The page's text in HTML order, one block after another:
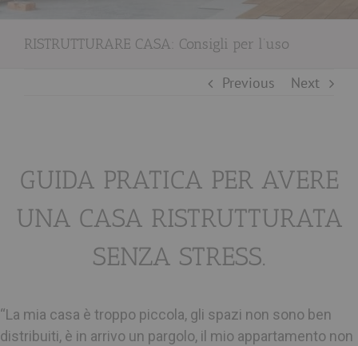
RISTRUTTURARE CASA: Consigli per l’uso
Previous Next
GUIDA PRATICA PER AVERE
UNA CASA RISTRUTTURATA
SENZA STRESS.
“La mia casa è troppo piccola, gli spazi non sono ben
distribuiti, è in arrivo un pargolo, il mio appartamento non